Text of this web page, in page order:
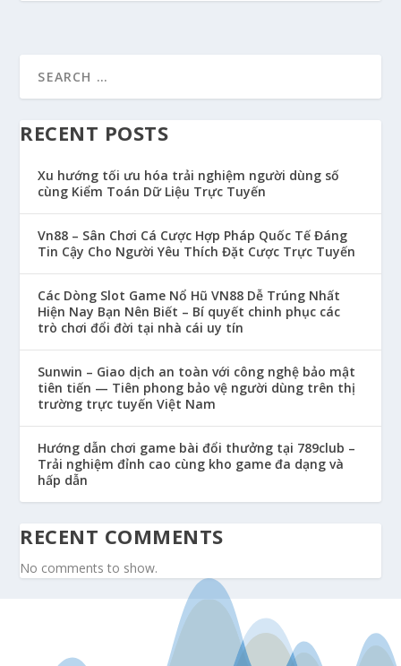
RECENT POSTS
Xu hướng tối ưu hóa trải nghiệm người dùng số
cùng Kiểm Toán Dữ Liệu Trực Tuyến
Vn88 – Sân Chơi Cá Cược Hợp Pháp Quốc Tế Đáng
Tin Cậy Cho Người Yêu Thích Đặt Cược Trực Tuyến
Các Dòng Slot Game Nổ Hũ VN88 Dễ Trúng Nhất
Hiện Nay Bạn Nên Biết – Bí quyết chinh phục các
trò chơi đổi đời tại nhà cái uy tín
Sunwin – Giao dịch an toàn với công nghệ bảo mật
tiên tiến — Tiên phong bảo vệ người dùng trên thị
trường trực tuyến Việt Nam
Hướng dẫn chơi game bài đổi thưởng tại 789club –
Trải nghiệm đỉnh cao cùng kho game đa dạng và
hấp dẫn
RECENT COMMENTS
No comments to show.